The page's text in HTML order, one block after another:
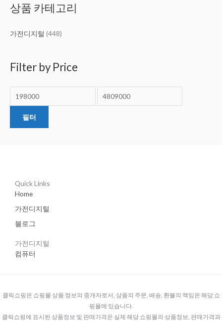
상품 카테고리
가전디지털 (448)
Filter by Price
격
필터
Quick Links
Home
가전디지털
블로그
가전디지털
컴퓨터
클릭쇼핑은 쇼핑몰 상품 정보의 중개자로서, 상품의 주문, 배송, 환불의 책임은 해당 쇼
핑몰에 있습니다.
클릭쇼핑에 표시된 상품정보 및 판매가격은 실제 해당 쇼핑몰의 상품정보, 판매가격과